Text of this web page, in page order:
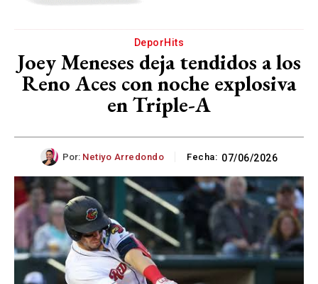
DeporHits
Joey Meneses deja tendidos a los
Reno Aces con noche explosiva
en Triple-A
Por: Netiyo Arredondo Fecha: 07/06/2026